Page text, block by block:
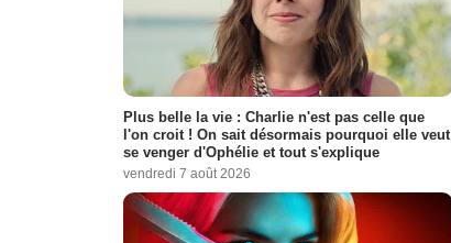
Plus belle la vie : Charlie n'est pas celle que
l'on croit ! On sait désormais pourquoi elle veut
se venger d'Ophélie et tout s'explique
vendredi 7 août 2026